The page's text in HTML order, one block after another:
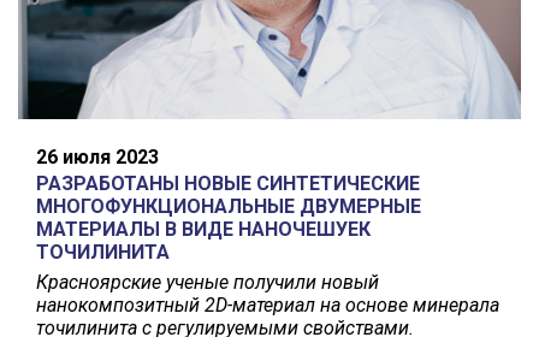
26 июля 2023
РАЗРАБОТАНЫ НОВЫЕ СИНТЕТИЧЕСКИЕ
МНОГОФУНКЦИОНАЛЬНЫЕ ДВУМЕРНЫЕ
МАТЕРИАЛЫ В ВИДЕ НАНОЧЕШУЕК
ТОЧИЛИНИТА
Красноярские ученые получили новый
нанокомпозитный 2D-материал на основе минерала
точилинита с регулируемыми свойствами.